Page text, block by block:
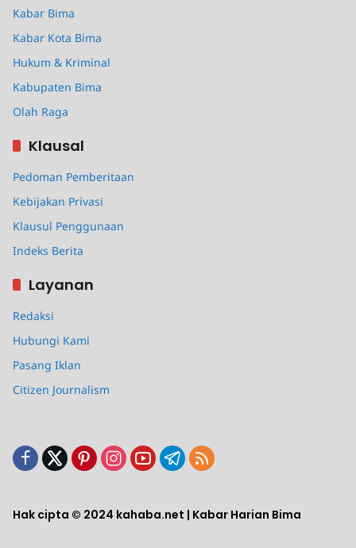
Kabar Bima
Kabar Kota Bima
Hukum & Kriminal
Kabupaten Bima
Olah Raga
Klausal
Pedoman Pemberitaan
Kebijakan Privasi
Klausul Penggunaan
Indeks Berita
Layanan
Redaksi
Hubungi Kami
Pasang Iklan
Citizen Journalism
Hak cipta © 2024 kahaba.net | Kabar Harian Bima